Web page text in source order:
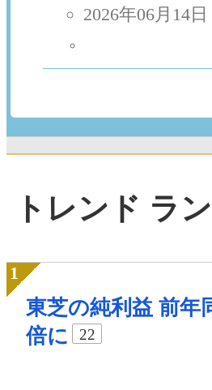
2026年06月14日
トレンド ラ
東芝の純利益 前年
倍に
22